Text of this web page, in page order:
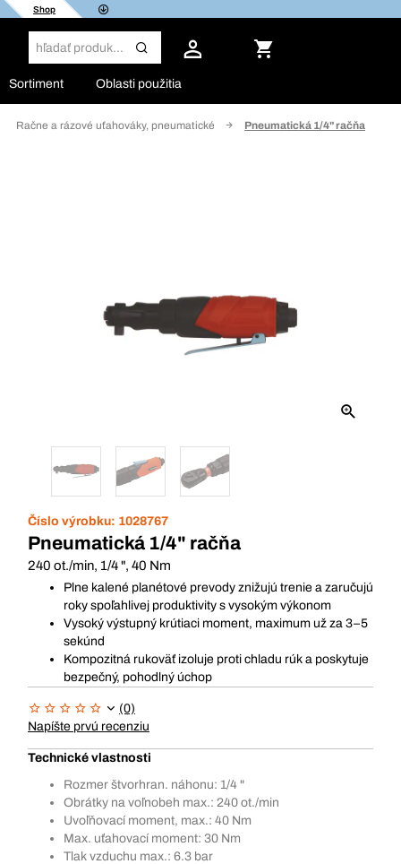
Shop
Sortiment Oblasti použitia
Račne a rázové uťahováky, pneumatické Pneumatická 1/4" račňa
Číslo výrobku: 1028767
Pneumatická 1/4" račňa
240 ot./min, 1/4 ", 40 Nm
Plne kalené planétové prevody znižujú trenie a zaručujú
roky spoľahlivej produktivity s vysokým výkonom
Vysoký výstupný krútiaci moment, maximum už za 3–5
sekúnd
Kompozitná rukoväť izoluje proti chladu rúk a poskytuje
bezpečný, pohodlný úchop
(0)
Napíšte prvú recenziu
Technické vlastnosti
Rozmer štvorhran. náhonu: 1/4 "
Obrátky na voľnobeh max.: 240 ot./min
Uvoľňovací moment, max.: 40 Nm
Max. uťahovací moment: 30 Nm
Tlak vzduchu max.: 6.3 bar